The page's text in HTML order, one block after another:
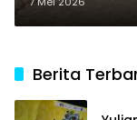
Berita